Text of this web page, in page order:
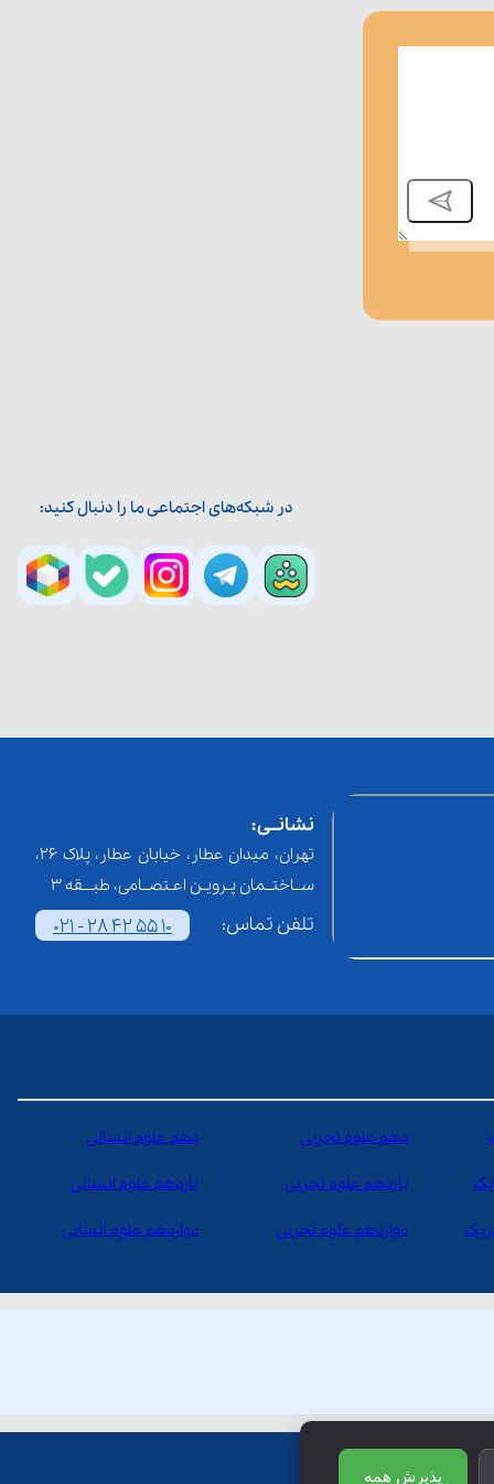
در شبکه‌های اجتماعی ما را دنبال کنید:
نشانــی:
تهران، میدان عطار، خیابان عطار، پلاک 26،
ســاختــمان پـرویـن اعـتصــامی، طبـــقه 3
تلفن تماس: 021 - 28 42 55 10
دهم علوم تجربی دهم علوم انسانی
یازدهم علوم تجربی یازدهم علوم انسانی
دوازدهم علوم تجربی دوازدهم علوم انسانی
پذیرش همه